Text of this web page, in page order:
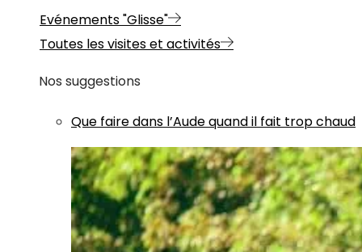
Evénements "Glisse"
Toutes les visites et activités
Nos suggestions
Que faire dans l’Aude quand il fait trop chaud